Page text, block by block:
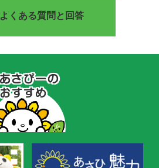
よくある質問と回答